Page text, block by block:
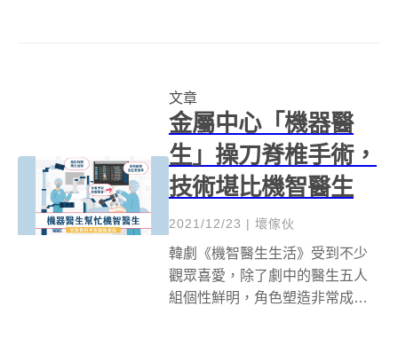
型態並不影響新科技進入農業領
域。 近來臺灣已...
文章
金屬中心「機器醫
生」操刀脊椎手術，
技術堪比機智醫生
2021/12/23 | 壞傢伙
韓劇《機智醫生生活》受到不少
觀眾喜愛，除了劇中的醫生五人
組個性鮮明，角色塑造非常成功